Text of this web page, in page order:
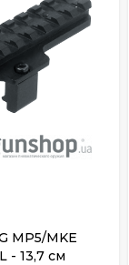
MP5/MKE
- 13,7 cм